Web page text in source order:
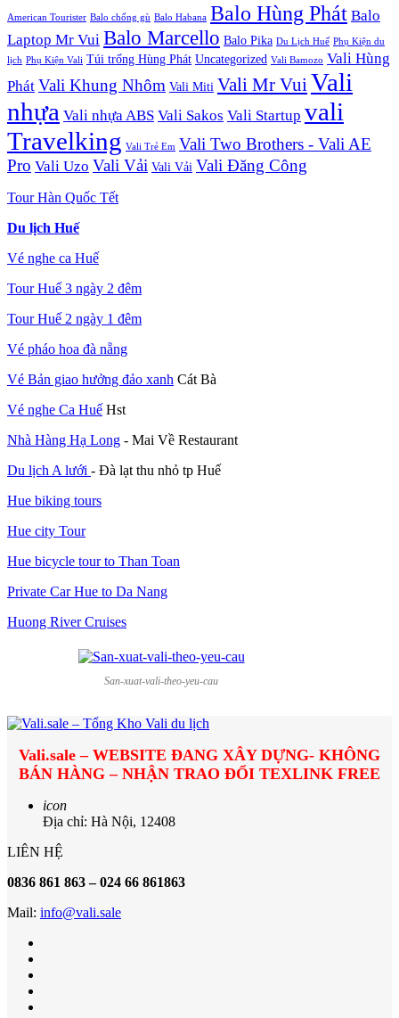
American Tourister Balo chống gù Balo Habana Balo Hùng Phát Balo
Laptop Mr Vui Balo Marcello Balo Pika Du Lịch Huế Phụ Kiện du
lịch Phụ Kiện Vali Túi trống Hùng Phát Uncategorized Vali Bamozo Vali Hùng
Phát Vali Khung Nhôm Vali Miti Vali Mr Vui Vali
nhựa Vali nhựa ABS Vali Sakos Vali Startup vali
Travelking Vali Trẻ Em Vali Two Brothers - Vali AE
Pro Vali Uzo Vali Vải Vali Vải Vali Đăng Công
Tour Hàn Quốc Tết
Du lịch Huế
Vé nghe ca Huế
Tour Huế 3 ngày 2 đêm
Tour Huế 2 ngày 1 đêm
Vé pháo hoa đà nẵng
Vé Bản giao hưởng đảo xanh Cát Bà
Vé nghe Ca Huế Hst
Nhà Hàng Hạ Long - Mai Về Restaurant
Du lịch A lưới - Đà lạt thu nhỏ tp Huế
Hue biking tours
Hue city Tour
Hue bicycle tour to Than Toan
Private Car Hue to Da Nang
Huong River Cruises
San-xuat-vali-theo-yeu-cau
Vali.sale – WEBSITE ĐANG XÂY DỰNG- KHÔNG
BÁN HÀNG – NHẬN TRAO ĐỔI TEXLINK FREE
icon
Địa chỉ: Hà Nội, 12408
LIÊN HỆ
0836 861 863 – 024 66 861863
Mail: info@vali.sale